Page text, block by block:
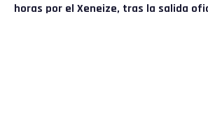
horas por el Xeneize, tras la salida